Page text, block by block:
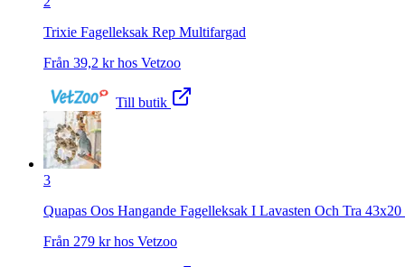
Trixie Fagelleksak Rep Multifargad
Från 39,2 kr hos Vetzoo
Till butik
3
Quapas Oos Hangande Fagelleksak I Lavasten Och Tra 43x20
Från 279 kr hos Vetzoo